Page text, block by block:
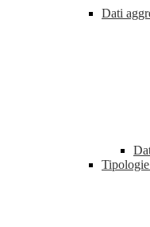
Dati